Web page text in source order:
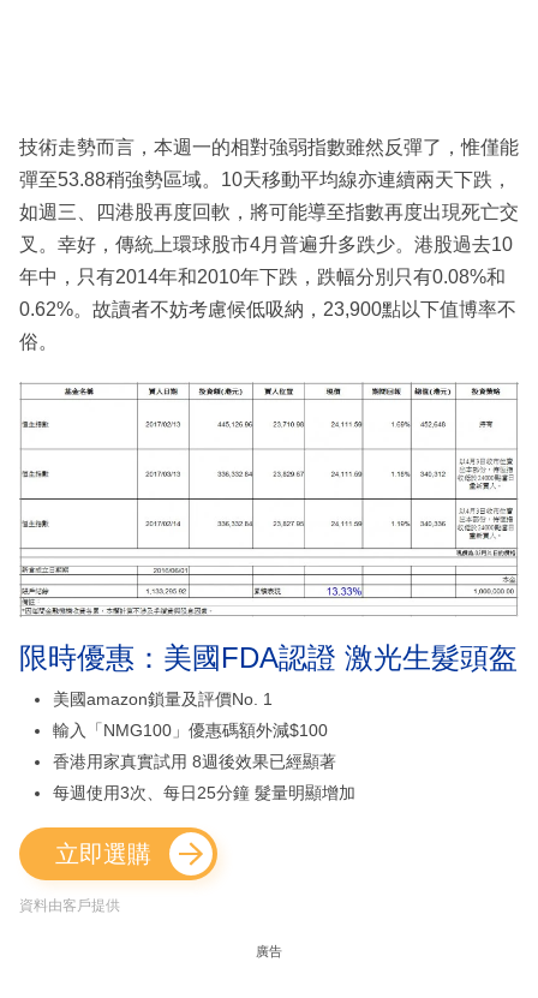
技術走勢而言，本週一的相對強弱指數雖然反彈了，惟僅能
彈至53.88稍強勢區域。10天移動平均線亦連續兩天下跌，
如週三、四港股再度回軟，將可能導至指數再度出現死亡交
叉。幸好，傳統上環球股市4月普遍升多跌少。港股過去10
年中，只有2014年和2010年下跌，跌幅分別只有0.08%和
0.62%。故讀者不妨考慮候低吸納，23,900點以下值博率不
俗。
限時優惠：美國FDA認證 激光生髮頭盔
美國amazon鎖量及評價No. 1
輸入「NMG100」優惠碼額外減$100
香港用家真實試用 8週後效果已經顯著
每週使用3次、每日25分鐘 髮量明顯增加
立即選購
資料由客戶提供
廣告